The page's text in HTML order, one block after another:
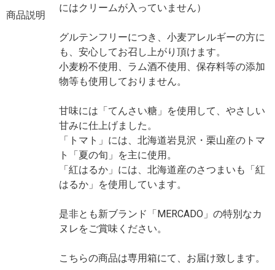
商品説明
にはクリームが入っていません）
グルテンフリーにつき、小麦アレルギーの方に
も、安心してお召し上がり頂けます。
小麦粉不使用、ラム酒不使用、保存料等の添加
物等も使用しておりません。
甘味には「てんさい糖」を使用して、やさしい
甘みに仕上げました。
「トマト」には、北海道岩見沢・栗山産のトマ
ト「夏の旬」を主に使用。
「紅はるか」には、北海道産のさつまいも「紅
はるか」を使用しています。
是非とも新ブランド「MERCADO」の特別なカ
ヌレをご賞味ください。
こちらの商品は専用箱にて、お届け致します。